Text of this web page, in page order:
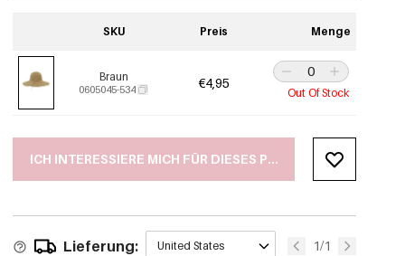
SKU Preis Menge
Braun
0605045-534 €4,95
Out Of Stock
ICH INTERESSIERE MICH FÜR DIESES PRODUKT
Lieferung: United States 1/1